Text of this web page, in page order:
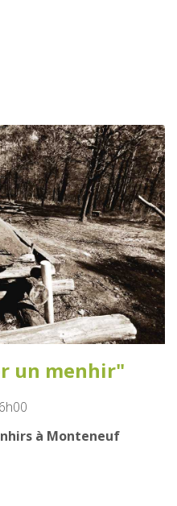
un menhir"
à Monteneuf